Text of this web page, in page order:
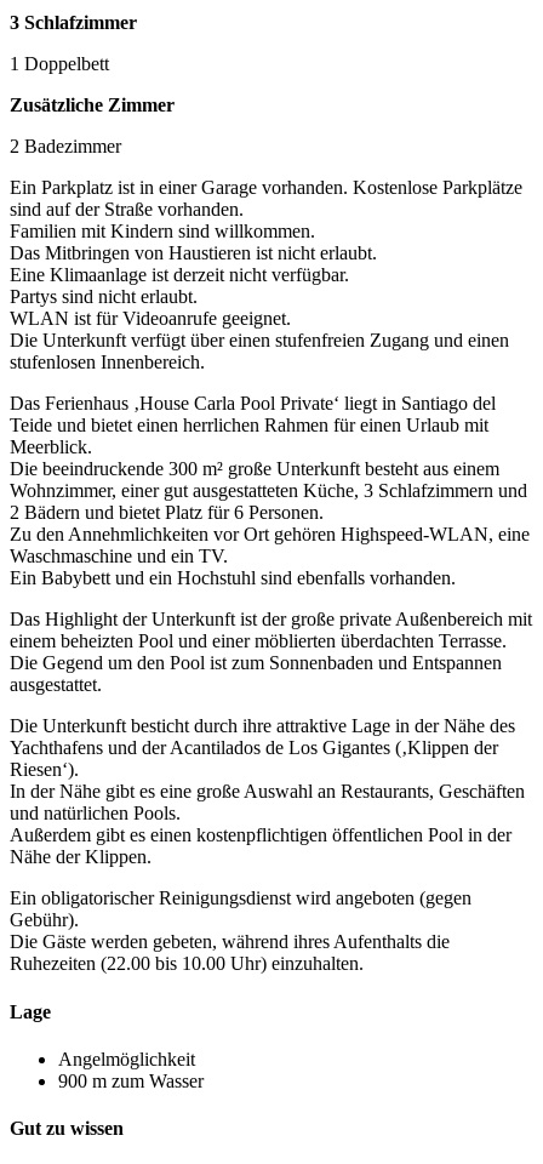
3 Schlafzimmer
1 Doppelbett
Zusätzliche Zimmer
2 Badezimmer
Ein Parkplatz ist in einer Garage vorhanden. Kostenlose Parkplätze
sind auf der Straße vorhanden.
Familien mit Kindern sind willkommen.
Das Mitbringen von Haustieren ist nicht erlaubt.
Eine Klimaanlage ist derzeit nicht verfügbar.
Partys sind nicht erlaubt.
WLAN ist für Videoanrufe geeignet.
Die Unterkunft verfügt über einen stufenfreien Zugang und einen
stufenlosen Innenbereich.
Das Ferienhaus ‚House Carla Pool Private‘ liegt in Santiago del
Teide und bietet einen herrlichen Rahmen für einen Urlaub mit
Meerblick.
Die beeindruckende 300 m² große Unterkunft besteht aus einem
Wohnzimmer, einer gut ausgestatteten Küche, 3 Schlafzimmern und
2 Bädern und bietet Platz für 6 Personen.
Zu den Annehmlichkeiten vor Ort gehören Highspeed-WLAN, eine
Waschmaschine und ein TV.
Ein Babybett und ein Hochstuhl sind ebenfalls vorhanden.
Das Highlight der Unterkunft ist der große private Außenbereich mit
einem beheizten Pool und einer möblierten überdachten Terrasse.
Die Gegend um den Pool ist zum Sonnenbaden und Entspannen
ausgestattet.
Die Unterkunft besticht durch ihre attraktive Lage in der Nähe des
Yachthafens und der Acantilados de Los Gigantes (‚Klippen der
Riesen‘).
In der Nähe gibt es eine große Auswahl an Restaurants, Geschäften
und natürlichen Pools.
Außerdem gibt es einen kostenpflichtigen öffentlichen Pool in der
Nähe der Klippen.
Ein obligatorischer Reinigungsdienst wird angeboten (gegen
Gebühr).
Die Gäste werden gebeten, während ihres Aufenthalts die
Ruhezeiten (22.00 bis 10.00 Uhr) einzuhalten.
Lage
Angelmöglichkeit
900 m zum Wasser
Gut zu wissen